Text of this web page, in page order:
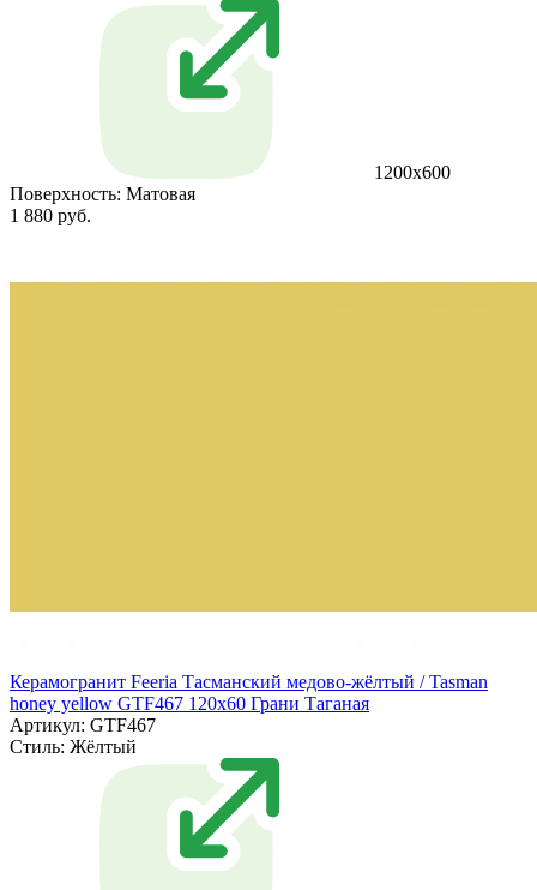
1200х600
Поверхность: Матовая
1 880 руб.
Керамогранит Feeria Тасманский медово‑жёлтый / Tasman
honey yellow GTF467 120х60 Грани Таганая
Артикул: GTF467
Стиль: Жёлтый